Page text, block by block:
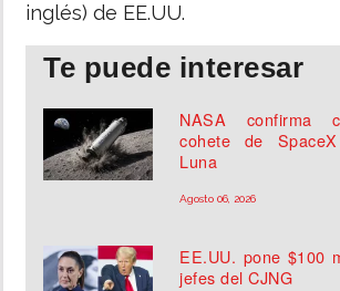
inglés) de EE.UU.
Te puede interesar
NASA confirma
cohete de
Luna
Agosto 06, 2026
EE.UU. pone $100
jefes del CJNG